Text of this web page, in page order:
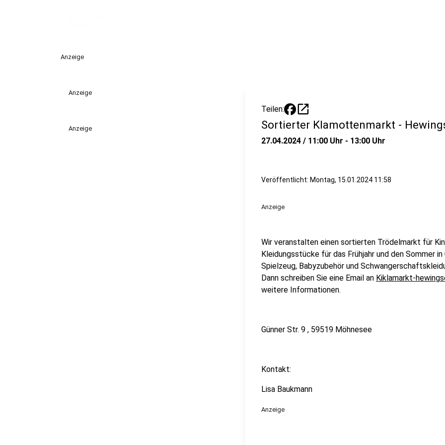
Anzeige
Anzeige
Anzeige
Teilen: open_in_new
Sortierter Klamottenmarkt -
27.04.2024 / 11:00 Uhr - 13:00 Uhr
Veröffentlicht: Montag, 15.01.2024 11:58
Anzeige
Wir veranstalten einen sortierten Trödelmarkt für
Kleidungsstücke für das Frühjahr und den Sommer
Spielzeug, Babyzubehör und
Dann schreiben Sie eine Email an Kiklamarkt-
weitere Informationen.
Günner Str. 9 , 59519 Möhnesee
Kontakt:
Lisa Baukmann
Anzeige